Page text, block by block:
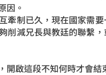
因。
牽制已久，現在國家需
減兄長與教廷的聯繫
啟這段不知何時才會結